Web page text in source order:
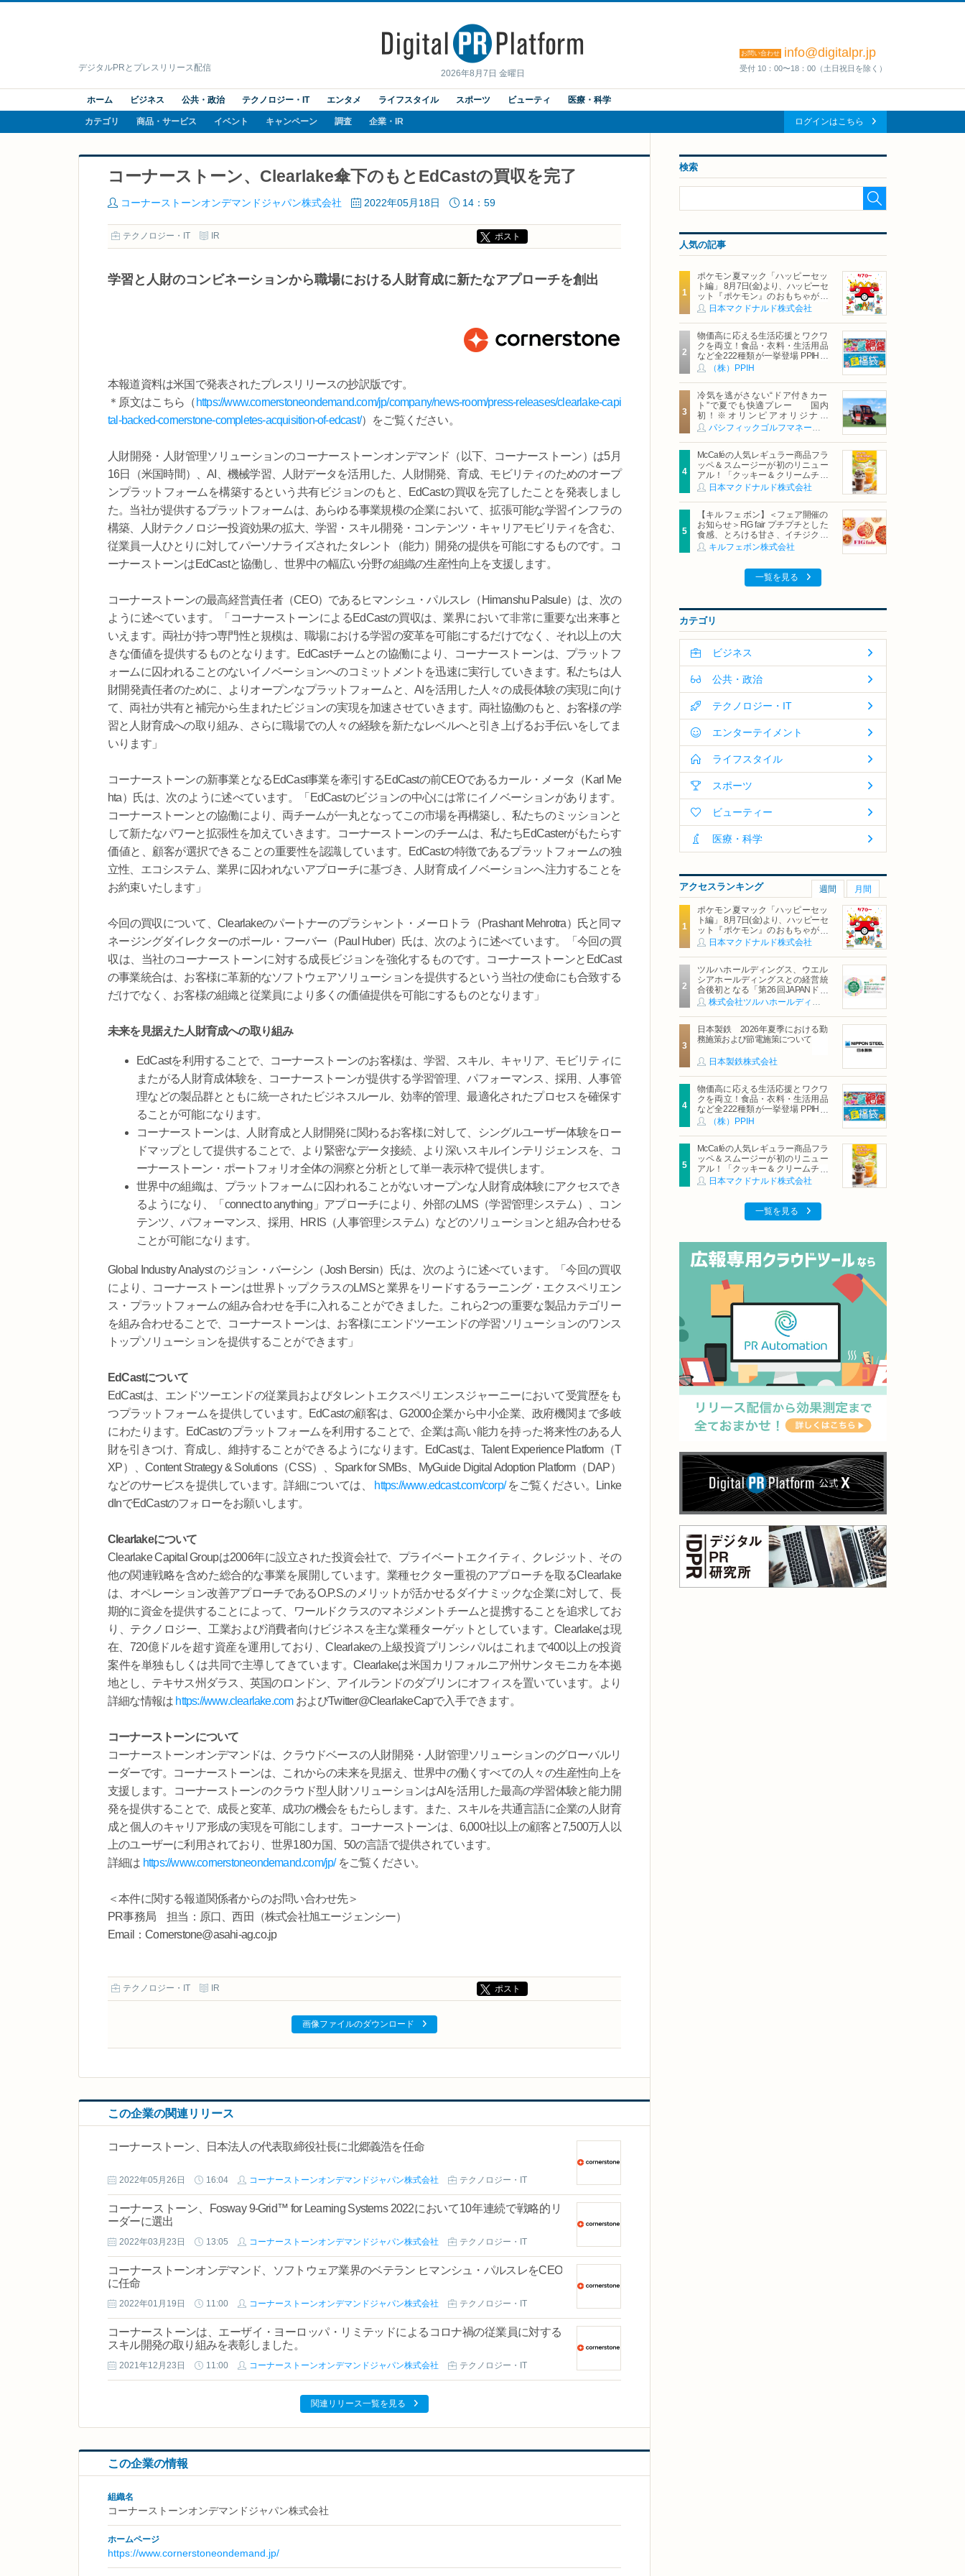
2026年8月7日 金曜日
デジタルPRとプレスリリース配信
お問い合わせ info@digitalpr.jp
受付 10：00〜18：00（土日祝日を除く）
ホーム ビジネス 公共・政治 テクノロジー・IT エンタメ ライフスタイル スポーツ ビューティ 医療・科学
カテゴリ 商品・サービス イベント キャンペーン 調査 企業・IR ログインはこちら
コーナーストーン、Clearlake傘下のもとEdCastの買収を完了
コーナーストーンオンデマンドジャパン株式会社 2022年05月18日 14：59
テクノロジー・IT IR ポスト
学習と人財のコンビネーションから職場における人財育成に新たなアプローチを創出
本報道資料は米国で発表されたプレスリリースの抄訳版です。
＊原文はこちら（ https://www.cornerstoneondemand.com/jp/company/news-room/press-releases/clearlake-capi
tal-backed-cornerstone-completes-acquisition-of-edcast/）をご覧ください。
人財開発・人財管理ソリューションのコーナーストーンオンデマンド（以下、コーナーストーン）は5月
16日（米国時間）、AI、機械学習、人財データを活用した、人財開発、育成、モビリティのためのオープ
ンプラットフォームを構築するという共有ビジョンのもと、EdCastの買収を完了したことを発表しまし
た。当社が提供するプラットフォームは、あらゆる事業規模の企業において、拡張可能な学習インフラの
構築、人財テクノロジー投資効果の拡大、学習・スキル開発・コンテンツ・キャリアモビリティを含む、
従業員一人ひとりに対してパーソナライズされたタレント（能力）開発の提供を可能にするものです。コ
ーナーストーンはEdCastと協働し、世界中の幅広い分野の組織の生産性向上を支援します。
コーナーストーンの最高経営責任者（CEO）であるヒマンシュ・パルスレ（Himanshu Palsule）は、次の
ように述べています。「コーナーストーンによるEdCastの買収は、業界において非常に重要な出来事と
いえます。両社が持つ専門性と規模は、職場における学習の変革を可能にするだけでなく、それ以上の大
きな価値を提供するものとなります。EdCastチームとの協働により、コーナーストーンは、プラットフ
ォームに囚われることのないイノベーションへのコミットメントを迅速に実行していきます。私たちは人
財開発責任者のために、よりオープンなプラットフォームと、AIを活用した人々の成長体験の実現に向け
て、両社が共有と補完から生まれたビジョンの実現を加速させていきます。両社協働のもと、お客様の学
習と人財育成への取り組み、さらに職場での人々の経験を新たなレベルへと引き上げるお手伝いをしてま
いります」
コーナーストーンの新事業となるEdCast事業を牽引するEdCastの前CEOであるカール・メータ（Karl Me
hta）氏は、次のように述べています。「EdCastのビジョンの中心には常にイノベーションがあります。
コーナーストーンとの協働により、両チームが一丸となってこの市場を再構築し、私たちのミッションと
して新たなパワーと拡張性を加えていきます。コーナーストーンのチームは、私たちEdCasterがもたらす
価値と、顧客が選択できることの重要性を認識しています。EdCastの特徴であるプラットフォームの独
立性、エコシステム、業界に囚われないアプローチに基づき、人財育成イノベーションへ注力することを
お約束いたします」
今回の買収について、Clearlakeのパートナーのプラシャント・メーロトラ（Prashant Mehrotra）氏と同マ
ネージングダイレクターのポール・フーバー（Paul Huber）氏は、次のように述べています。「今回の買
収は、当社のコーナーストーンに対する成長ビジョンを強化するものです。コーナーストーンとEdCast
の事業統合は、お客様に革新的なソフトウェアソリューションを提供するという当社の使命にも合致する
だけでなく、お客様の組織と従業員により多くの価値提供を可能にするものとなります」
未来を見据えた人財育成への取り組み
EdCastを利用することで、コーナーストーンのお客様は、学習、スキル、キャリア、モビリティに
またがる人財育成体験を、コーナーストーンが提供する学習管理、パフォーマンス、採用、人事管
理などの製品群とともに統一されたビジネスルール、効率的管理、最適化されたプロセスを確保す
ることが可能になります。
コーナーストーンは、人財育成と人財開発に関わるお客様に対して、シングルユーザー体験をロー
ドマップとして提供することで、より緊密なデータ接続、より深いスキルインテリジェンスを、コ
ーナーストーン・ポートフォリオ全体の洞察と分析として単一表示枠で提供します。
世界中の組織は、プラットフォームに囚われることがないオープンな人財育成体験にアクセスでき
るようになり、「connect to anything」アプローチにより、外部のLMS（学習管理システム）、コン
テンツ、パフォーマンス、採用、HRIS（人事管理システム）などのソリューションと組み合わせる
ことが可能になります。
Global Industry Analyst のジョン・バーシン（Josh Bersin）氏は、次のように述べています。「今回の買収
により、コーナーストーンは世界トップクラスのLMSと業界をリードするラーニング・エクスペリエン
ス・プラットフォームの組み合わせを手に入れることができました。これら2つの重要な製品カテゴリー
を組み合わせることで、コーナーストーンは、お客様にエンドツーエンドの学習ソリューションのワンス
トップソリューションを提供することができます」
EdCastについて
EdCastは、エンドツーエンドの従業員およびタレントエクスペリエンスジャーニーにおいて受賞歴をも
つプラットフォームを提供しています。EdCastの顧客は、G2000企業から中小企業、政府機関まで多岐
にわたります。EdCastのプラットフォームを利用することで、企業は高い能力を持った将来性のある人
財を引きつけ、育成し、維持することができるようになります。EdCastは、Talent Experience Platform（T
XP）、Content Strategy & Solutions（CSS）、Spark for SMBs、MyGuide Digital Adoption Platform（DAP）
などのサービスを提供しています。詳細については、 https://www.edcast.com/corp/をご覧ください。Linke
dInでEdCastのフォローをお願いします。
Clearlakeについて
Clearlake Capital Groupは2006年に設立された投資会社で、プライベートエクイティ、クレジット、その
他の関連戦略を含めた総合的な事業を展開しています。業種セクター重視のアプローチを取るClearlake
は、オペレーション改善アプローチであるO.P.S.のメリットが活かせるダイナミックな企業に対して、長
期的に資金を提供することによって、ワールドクラスのマネジメントチームと提携することを追求してお
り、テクノロジー、工業および消費者向けビジネスを主な業種ターゲットとしています。Clearlakeは現
在、720億ドルを超す資産を運用しており、Clearlakeの上級投資プリンシパルはこれまで400以上の投資
案件を単独もしくは共同で主導してきています。Clearlakeは米国カリフォルニア州サンタモニカを本拠
地とし、テキサス州ダラス、英国のロンドン、アイルランドのダブリンにオフィスを置いています。より
詳細な情報は https://www.clearlake.comおよびTwitter@ClearlakeCapで入手できます。
コーナーストーンについて
コーナーストーンオンデマンドは、クラウドベースの人財開発・人財管理ソリューションのグローバルリ
ーダーです。コーナーストーンは、これからの未来を見据え、世界中の働くすべての人々の生産性向上を
支援します。コーナーストーンのクラウド型人財ソリューションはAIを活用した最高の学習体験と能力開
発を提供することで、成長と変革、成功の機会をもたらします。また、スキルを共通言語に企業の人財育
成と個人のキャリア形成の実現を可能にします。コーナーストーンは、6,000社以上の顧客と7,500万人以
上のユーザーに利用されており、世界180カ国、50の言語で提供されています。
詳細は https://www.cornerstoneondemand.com/jp/をご覧ください。
＜本件に関する報道関係者からのお問い合わせ先＞
PR事務局 担当：原口、西田（株式会社旭エージェンシー）
Email：Cornerstone@asahi-ag.co.jp
テクノロジー・IT IR ポスト
画像ファイルのダウンロード
この企業の関連リリース
コーナーストーン、日本法人の代表取締役社長に北郷義浩を任命
2022年05月26日 16:04 コーナーストーンオンデマンドジャパン株式会社 テクノロジー・IT
コーナーストーン、Fosway 9-Grid™ for Learning Systems 2022において10年連続で戦略的リ
ーダーに選出
2022年03月23日 13:05 コーナーストーンオンデマンドジャパン株式会社 テクノロジー・IT
コーナーストーンオンデマンド、ソフトウェア業界のベテラン ヒマンシュ・パルスレをCEO
に任命
2022年01月19日 11:00 コーナーストーンオンデマンドジャパン株式会社 テクノロジー・IT
コーナーストーンは、エーザイ・ヨーロッパ・リミテッドによるコロナ禍の従業員に対する
スキル開発の取り組みを表彰しました。
2021年12月23日 11:00 コーナーストーンオンデマンドジャパン株式会社 テクノロジー・IT
関連リリース一覧を見る
この企業の情報
組織名
コーナーストーンオンデマンドジャパン株式会社
ホームページ
https://www.cornerstoneondemand.jp/
検索
人気の記事
ポケモン夏マック「ハッピーセッ
ト編」 8月7日(金)より、ハッピーセ
ット『ポケモン』のおもちゃが期
間限定登場
日本マクドナルド株式会社
物価高に応える生活応援とワクワ
クを両立！食品・衣料・生活用品
など全222種類が一挙登場 PPIHグ
ループ「夏福袋」＆セール 8月6日
(木)より順次スタート
（株）PPIH
冷気を逃がさない“ドア付きカー
ト”で夏でも快適プレー 国内
初！※オリンピアオリジナル
「AirCon Cart（エアコンカー
ト）」導入 | ＰＧＭ
McCaféの人気レギュラー商品フラ
ッペ＆スムージーが初のリニュー
アル！「クッキー＆クリームチョ
コフラッペ」「マンゴースムージ
ー」8月5日（水）から販売開始
日本マクドナルド株式会社
【キル フェ ボン】＜フェア開催の
お知らせ＞FIG fair プチプチとした
食感、とろける甘さ、イチジクの
魅力をたっぷりと。新作を含め、
イチジク尽くしの全4種が登場8月
キルフェボン株式会社
一覧を見る
カテゴリ
ビジネス
公共・政治
テクノロジー・IT
エンターテイメント
ライフスタイル
スポーツ
ビューティー
医療・科学
アクセスランキング 週間 月間
ポケモン夏マック「ハッピーセッ
ト編」 8月7日(金)より、ハッピーセ
ット『ポケモン』のおもちゃが期
間限定登場
日本マクドナルド株式会社
ツルハホールディングス、ウエル
シアホールディングスとの経営統
合後初となる「第26回JAPANドラ
ッグストアショー」に出展
株式会社ツルハホールディングス
日本製鉄 2026年夏季における勤
務施策および節電施策について
日本製鉄株式会社
物価高に応える生活応援とワクワ
クを両立！食品・衣料・生活用品
など全222種類が一挙登場 PPIHグ
ループ「夏福袋」＆セール 8月6日
（株）PPIH
McCaféの人気レギュラー商品フラ
ッペ＆スムージーが初のリニュー
アル！「クッキー＆クリームチョ
コフラッペ」「マンゴースムージ
日本マクドナルド株式会社
一覧を見る